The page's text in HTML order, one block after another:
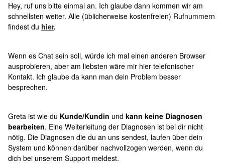
Hey, ruf uns bitte einmal an. Ich glaube dann kommen wir am
schnellsten weiter. Alle (üblicherweise kostenfreien) Rufnummern
findest du hier.
Wenn es Chat sein soll, würde ich mal einen anderen Browser
ausprobieren, aber am liebsten wäre mir hier telefonischer
Kontakt. Ich glaube da kann man dein Problem besser
besprechen.
Greta ist wie du Kunde/Kundin und kann keine Diagnosen
bearbeiten. Eine Weiterleitung der Diagnosen ist bei dir nicht
nötig. Die Diagnosen die du an uns sendest, laufen über dein
System und können darüber nachvollzogen werden, wenn du
dich bei unserem Support meldest.